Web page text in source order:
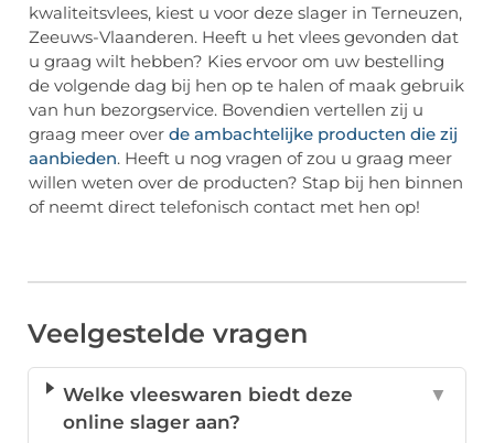
kwaliteitsvlees, kiest u voor deze slager in Terneuzen,
Zeeuws-Vlaanderen. Heeft u het vlees gevonden dat
u graag wilt hebben? Kies ervoor om uw bestelling
de volgende dag bij hen op te halen of maak gebruik
van hun bezorgservice. Bovendien vertellen zij u
graag meer over de ambachtelijke producten die zij
aanbieden. Heeft u nog vragen of zou u graag meer
willen weten over de producten? Stap bij hen binnen
of neemt direct telefonisch contact met hen op!
Veelgestelde vragen
Welke vleeswaren biedt deze
online slager aan?
▼